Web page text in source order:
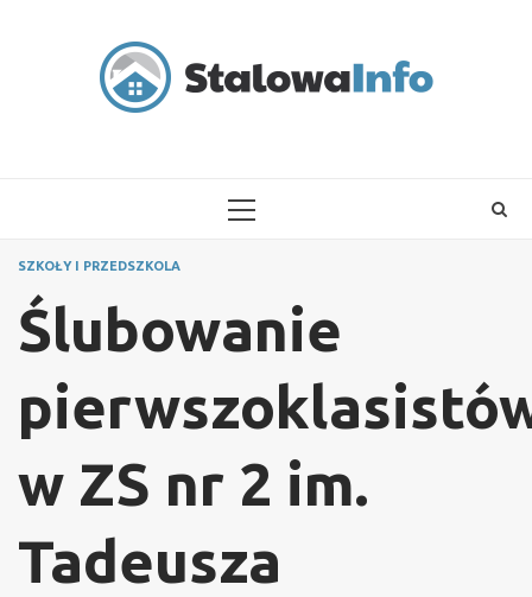
PRIMARY
SZKOŁY I PRZEDSZKOLA
Ślubowanie
w ZS nr 2 im.
Tadeusza